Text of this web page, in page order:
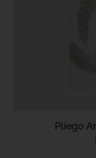
Pliego